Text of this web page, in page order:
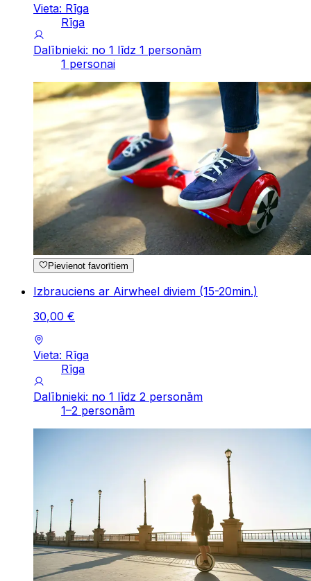
Vieta: Rīga
Rīga
Dalībnieki: no 1 līdz 1 personām
1 personai
Pievienot favorītiem
Izbrauciens ar Airwheel diviem (15-20min.)
30,00 €
Vieta: Rīga
Rīga
Dalībnieki: no 1 līdz 2 personām
1–2 personām